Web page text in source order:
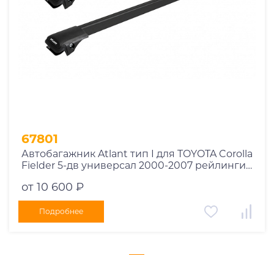
67801
Автобагажник Atlant тип I для TOYOTA Corolla
Fielder 5-дв универсал 2000-2007 рейлинги
от 10 600 ₽
Подробнее